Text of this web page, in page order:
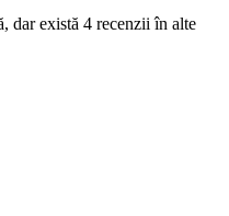
dar există 4 recenzii în alte